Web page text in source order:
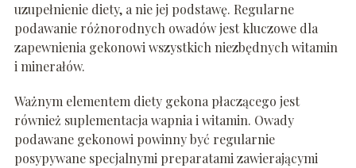
uzupełnienie diety, a nie jej podstawę. Regularne
podawanie różnorodnych owadów jest kluczowe dla
zapewnienia gekonowi wszystkich niezbędnych witamin
i minerałów.
Ważnym elementem diety gekona płaczącego jest
również suplementacja wapnia i witamin. Owady
podawane gekonowi powinny być regularnie
posypywane specjalnymi preparatami zawierającymi